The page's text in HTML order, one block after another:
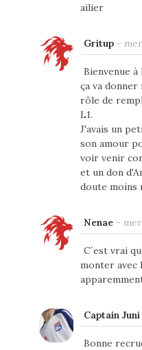
ailier
Gritup-
Bienvenue
ça va
rôle de
L1.
J'avais un
son amour
voir venir
et un don
doute moins
Nenae-
C´est vrai
monter avec
Captain Juni
Bonne